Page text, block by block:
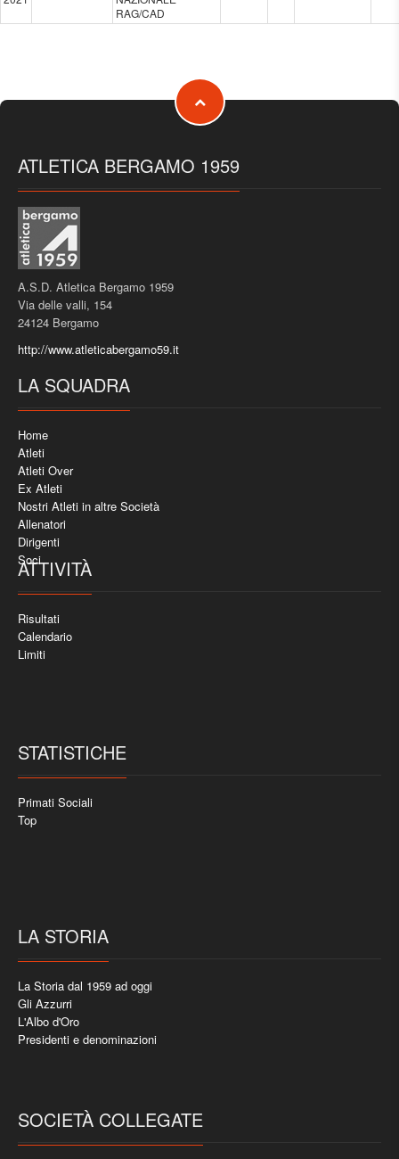
RAG/CAD
ATLETICA BERGAMO 1959
A.S.D. Atletica Bergamo 1959
Via delle valli, 154
24124 Bergamo
http://www.atleticabergamo59.it
LA SQUADRA
Home
Atleti
Atleti Over
Ex Atleti
Nostri Atleti in altre Società
Allenatori
Dirigenti
Soci
ATTIVITÀ
Risultati
Calendario
Limiti
STATISTICHE
Primati Sociali
Top
LA STORIA
La Storia dal 1959 ad oggi
Gli Azzurri
L'Albo d'Oro
Presidenti e denominazioni
SOCIETÀ COLLEGATE